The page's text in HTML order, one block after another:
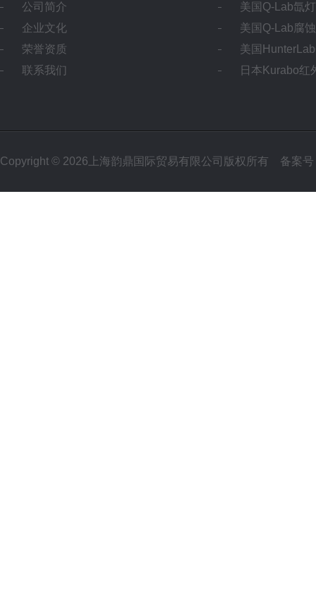
公司简介
企业文化
荣誉资质
联系我们
美国Q-Lab氙
美国Q-Lab腐
美国
日本Kurabo红
Copyright © 2026上海韵鼎国际贸易有限公司版权所有 备案